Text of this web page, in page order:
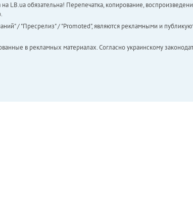
LB.ua обязательна! Перепечатка, копирование,
/ "Пресрелиз" / "Promoted", являются рекламными и
в рекламных материалах. Согласно украинскому